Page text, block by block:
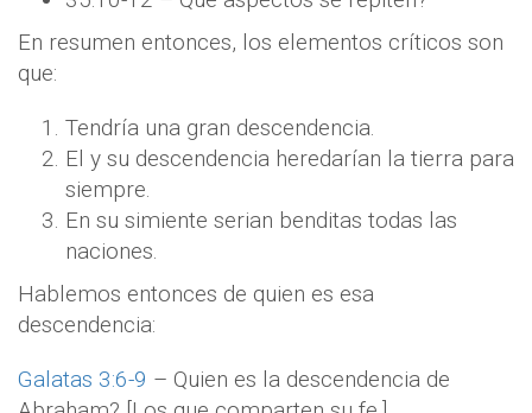
En resumen entonces, los elementos críticos son
que:
Tendría una gran descendencia.
El y su descendencia heredarían la tierra para
siempre.
En su simiente serian benditas todas las
naciones.
Hablemos entonces de quien es esa
descendencia:
Galatas 3:6-9 – Quien es la descendencia de